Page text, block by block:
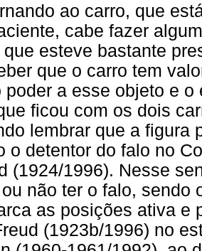
ao carro, que
cabe fazer
esteve bastante
que o carro tem
poder a esse objeto e
ficou com os dois
lembrar que a figura
o detentor do falo no
(1924/1996). Nesse
não ter o falo, sendo
as posições ativa e
(1923b/1996) no